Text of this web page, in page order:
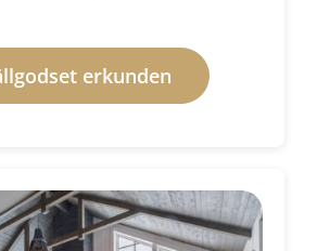
erkunden